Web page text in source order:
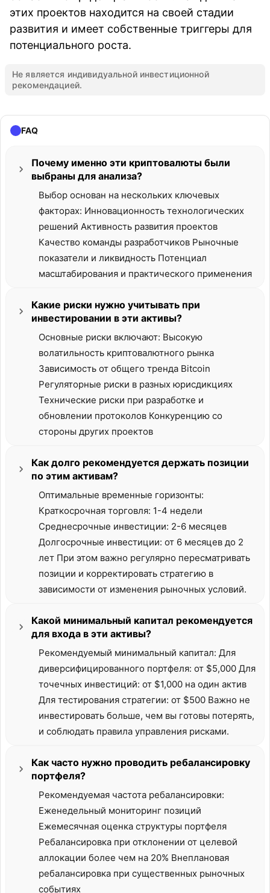
этих проектов находится на своей стадии
развития и имеет собственные триггеры для
потенциального роста.
Не является индивидуальной инвестиционной
рекомендацией.
FAQ
Почему именно эти криптовалюты были
выбраны для анализа?
Выбор основан на нескольких ключевых
факторах: Инновационность технологических
решений Активность развития проектов
Качество команды разработчиков Рыночные
показатели и ликвидность Потенциал
масштабирования и практического применения
Какие риски нужно учитывать при
инвестировании в эти активы?
Основные риски включают: Высокую
волатильность криптовалютного рынка
Зависимость от общего тренда Bitcoin
Регуляторные риски в разных юрисдикциях
Технические риски при разработке и
обновлении протоколов Конкуренцию со
стороны других проектов
Как долго рекомендуется держать позиции
по этим активам?
Оптимальные временные горизонты:
Краткосрочная торговля: 1-4 недели
Среднесрочные инвестиции: 2-6 месяцев
Долгосрочные инвестиции: от 6 месяцев до 2
лет При этом важно регулярно пересматривать
позиции и корректировать стратегию в
зависимости от изменения рыночных условий.
Какой минимальный капитал рекомендуется
для входа в эти активы?
Рекомендуемый минимальный капитал: Для
диверсифицированного портфеля: от $5,000 Для
точечных инвестиций: от $1,000 на один актив
Для тестирования стратегии: от $500 Важно не
инвестировать больше, чем вы готовы потерять,
и соблюдать правила управления рисками.
Как часто нужно проводить ребалансировку
портфеля?
Рекомендуемая частота ребалансировки:
Еженедельный мониторинг позиций
Ежемесячная оценка структуры портфеля
Ребалансировка при отклонении от целевой
аллокации более чем на 20% Внеплановая
ребалансировка при существенных рыночных
событиях